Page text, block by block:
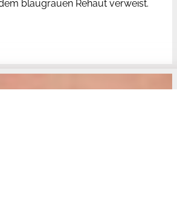
blaugrauen Rehaut verweist.